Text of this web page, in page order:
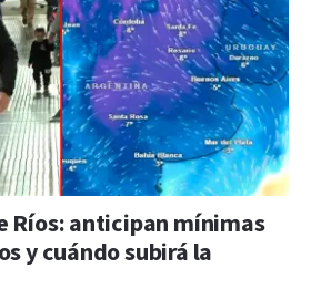
Ríos: anticipan mínimas
y cuándo subirá la